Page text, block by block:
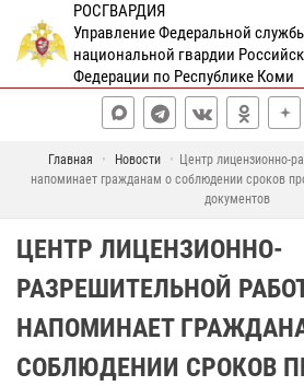
РОСГВАРДИЯ
Управление Федеральной
национальной гвардии
Федерации по Республике Коми
Главная Новости
Центр лицензионно-
напоминает гражданам о соблюдении сроков
документов
ЦЕНТР ЛИЦЕНЗИОННО-
РАЗРЕШИТЕЛЬНОЙ
НАПОМИНАЕТ
СОБЛЮДЕНИИ СРОКОВ